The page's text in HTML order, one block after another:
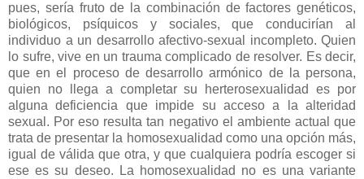
pues, sería fruto de la combinación de factores genéticos,
biológicos, psíquicos y sociales, que conducirían al
individuo a un desarrollo afectivo-sexual incompleto. Quien
lo sufre, vive en un trauma complicado de resolver. Es decir,
que en el proceso de desarrollo armónico de la persona,
quien no llega a completar su herterosexualidad es por
alguna deficiencia que impide su acceso a la alteridad
sexual. Por eso resulta tan negativo el ambiente actual que
trata de presentar la homosexualidad como una opción más,
igual de válida que otra, y que cualquiera podría escoger si
ese es su deseo. La homosexualidad no es una variante